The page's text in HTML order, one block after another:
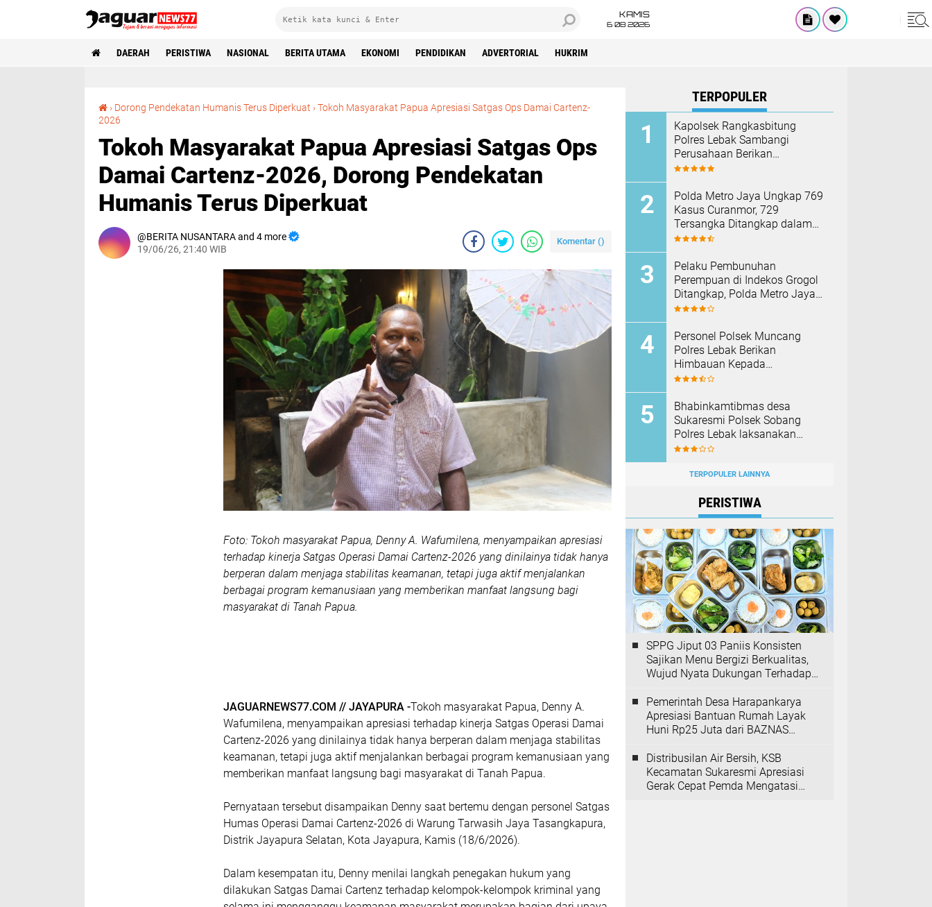
KAMIS
6 08 2026
DAERAH PERISTIWA NASIONAL BERITA UTAMA EKONOMI PENDIDIKAN ADVERTORIAL HUKRIM
› Dorong Pendekatan Humanis Terus Diperkuat‎ ›‎Tokoh Masyarakat Papua Apresiasi Satgas Ops Damai Cartenz-
2026
‎Tokoh Masyarakat Papua Apresiasi Satgas Ops
Damai Cartenz-2026, Dorong Pendekatan
Humanis Terus Diperkuat‎
BERITA NUSANTARA and 4 more
19/06/26, 21:40 WIB
Komentar ()
Foto: Tokoh masyarakat Papua, Denny A. Wafumilena, menyampaikan apresiasi
terhadap kinerja Satgas Operasi Damai Cartenz-2026 yang dinilainya tidak hanya
berperan dalam menjaga stabilitas keamanan, tetapi juga aktif menjalankan
berbagai program kemanusiaan yang memberikan manfaat langsung bagi
masyarakat di Tanah Papua.
JAGUARNEWS77.COM // JAYAPURA -Tokoh masyarakat Papua, Denny A.
Wafumilena, menyampaikan apresiasi terhadap kinerja Satgas Operasi Damai
Cartenz-2026 yang dinilainya tidak hanya berperan dalam menjaga stabilitas
keamanan, tetapi juga aktif menjalankan berbagai program kemanusiaan yang
memberikan manfaat langsung bagi masyarakat di Tanah Papua.
Pernyataan tersebut disampaikan Denny saat bertemu dengan personel Satgas
Humas Operasi Damai Cartenz-2026 di Warung Tarwasih Jaya Tasangkapura,
Distrik Jayapura Selatan, Kota Jayapura, Kamis (18/6/2026).
Dalam kesempatan itu, Denny menilai langkah penegakan hukum yang
dilakukan Satgas Damai Cartenz terhadap kelompok-kelompok kriminal yang
TERPOPULER
Kapolsek Rangkasbitung
Polres Lebak Sambangi
Perusahaan Berikan
Himbauan Cegah Kebakaran
Polda Metro Jaya Ungkap 769
Kasus Curanmor, 729
Tersangka Ditangkap dalam
Operasi Berantas Jaya 2026‎
Pelaku Pembunuhan
Perempuan di Indekos Grogol
Ditangkap, Polda Metro Jaya
Sita Palu dan Sejumlah
Personel Polsek Muncang
Polres Lebak Berikan
Himbauan Kepada
Masyarakat Agar Tidak
Bhabinkamtibmas desa
Sukaresmi Polsek Sobang
Polres Lebak laksanakan
Sambang di Desa binaanya
TERPOPULER LAINNYA
PERISTIWA
SPPG Jiput 03 Paniis Konsisten
Sajikan Menu Bergizi Berkualitas,
Wujud Nyata Dukungan Terhadap
Pemerintah Desa Harapankarya
Apresiasi Bantuan Rumah Layak
Huni Rp25 Juta dari BAZNAS
Distribusilan Air Bersih, KSB
Kecamatan Sukaresmi Apresiasi
Gerak Cepat Pemda Mengatasi